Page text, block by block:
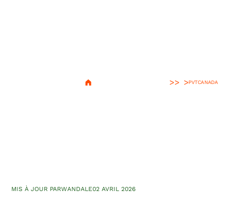
> PVTCANADA
MIS À JOUR PARWANDALE02 AVRIL 2026